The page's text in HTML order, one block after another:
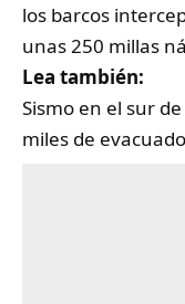
los barcos
unas 250 millas
Lea también:
Sismo en el sur
miles de